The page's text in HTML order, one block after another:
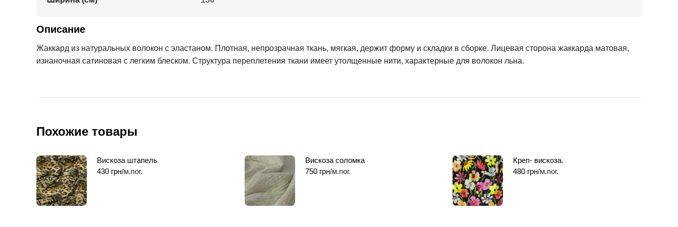
Описание
Жаккард из натуральных волокон с эластаном. Плотная, непрозрачная ткань, мягкая, держит форму и складки в сборке. Лицевая сторона жаккарда матовая,
изнаночная сатиновая с легким блеском. Структура переплетения ткани имеет утолщенные нити, характерные для волокон льна.
Похожие товары
Вискоза штапель
430 грн/м.пог.
Вискоза соломка
750 грн/м.пог.
Креп- вискоза.
480 грн/м.пог.